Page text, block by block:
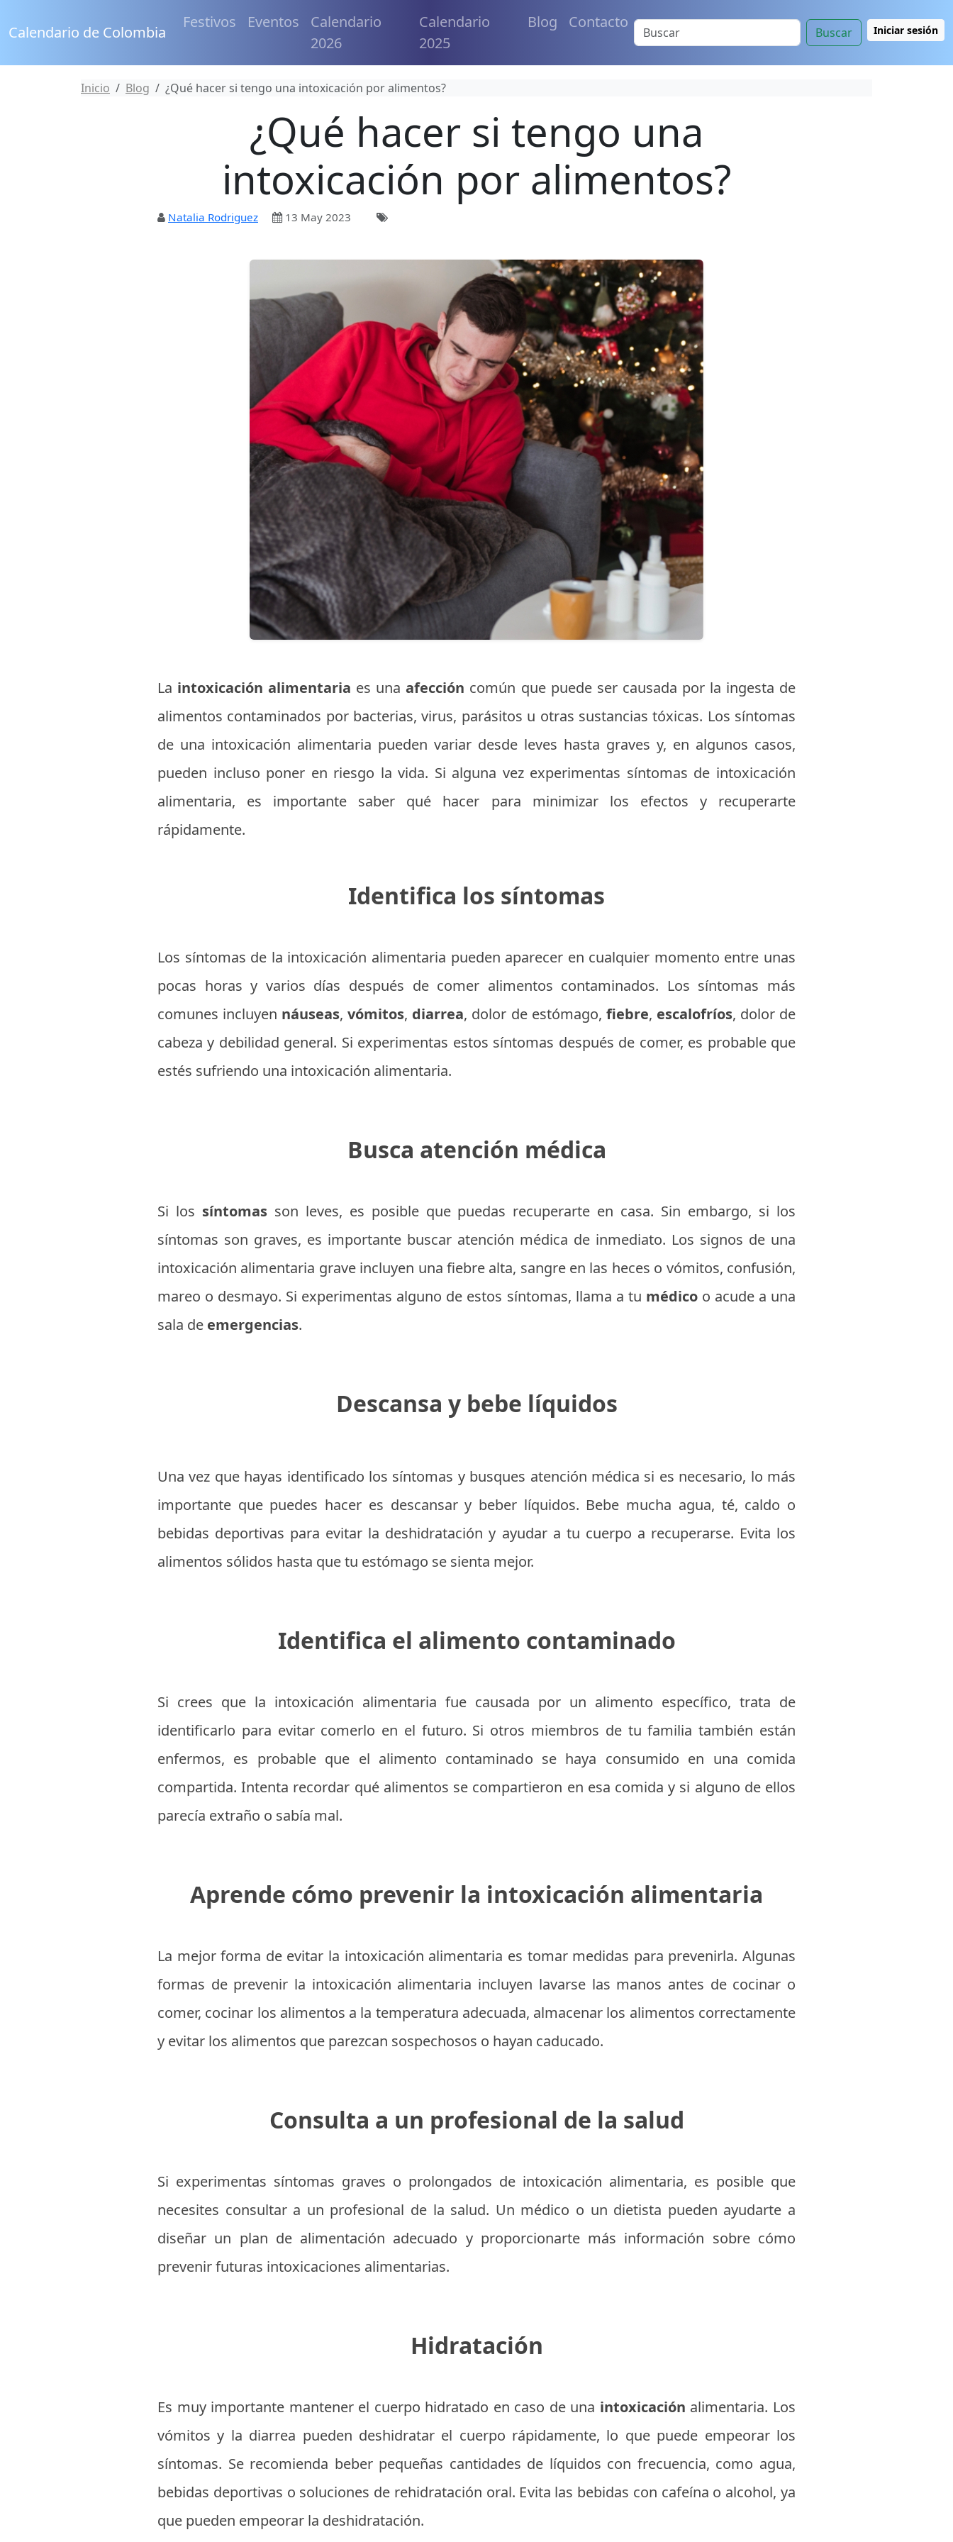
Calendario de Colombia
Festivos Eventos
Calendario
2026
Calendario
2025
Blog Contacto
Buscar Iniciar sesión
Inicio Blog ¿Qué hacer si tengo una intoxicación por alimentos?
¿Qué hacer si tengo una
intoxicación por alimentos?
Natalia Rodriguez 13 May 2023
La intoxicación alimentaria es unaafección común que puede ser causada por la ingesta de
alimentos contaminados por bacterias, virus, parásitos u otras sustancias tóxicas. Los síntomas
de una intoxicación alimentaria pueden variar desde leves hasta graves y, en algunos casos,
pueden incluso poner en riesgo la vida. Si alguna vez experimentas síntomas de intoxicación
alimentaria, es importante saber qué hacer para minimizar los efectos y recuperarte
rápidamente.
Identifica los síntomas
Los síntomas de la intoxicación alimentaria pueden aparecer en cualquier momento entre unas
pocas horas y varios días después de comer alimentos contaminados. Los síntomas más
comunes incluyen náuseas,vómitos, diarrea, dolor de estómago, fiebre, escalofríos, dolor de
cabeza y debilidad general. Si experimentas estos síntomas después de comer, es probable que
estés sufriendo una intoxicación alimentaria.
Busca atención médica
Si los síntomasson leves, es posible que puedas recuperarte en casa. Sin embargo, si los
síntomas son graves, es importante buscar atención médica de inmediato. Los signos de una
intoxicación alimentaria grave incluyen una fiebre alta, sangre en las heces o vómitos, confusión,
mareo o desmayo. Si experimentas alguno de estos síntomas, llama a tu médico o acude a una
sala de emergencias.
Descansa y bebe líquidos
Una vez que hayas identificado los síntomas y busques atención médica si es necesario, lo más
importante que puedes hacer es descansar y beber líquidos. Bebe mucha agua, té, caldo o
bebidas deportivas para evitar la deshidratación y ayudar a tu cuerpo a recuperarse. Evita los
alimentos sólidos hasta que tu estómago se sienta mejor.
Identifica el alimento contaminado
Si crees que la intoxicación alimentaria fue causada por un alimento específico, trata de
identificarlo para evitar comerlo en el futuro. Si otros miembros de tu familia también están
enfermos, es probable que el alimento contaminado se haya consumido en una comida
compartida. Intenta recordar qué alimentos se compartieron en esa comida y si alguno de ellos
parecía extraño o sabía mal.
Aprende cómo prevenir la intoxicación alimentaria
La mejor forma de evitar la intoxicación alimentaria es tomar medidas para prevenirla. Algunas
formas de prevenir la intoxicación alimentaria incluyen lavarse las manos antes de cocinar o
comer, cocinar los alimentos a la temperatura adecuada, almacenar los alimentos correctamente
y evitar los alimentos que parezcan sospechosos o hayan caducado.
Consulta a un profesional de la salud
Si experimentas síntomas graves o prolongados de intoxicación alimentaria, es posible que
necesites consultar a un profesional de la salud. Un médico o un dietista pueden ayudarte a
diseñar un plan de alimentación adecuado y proporcionarte más información sobre cómo
prevenir futuras intoxicaciones alimentarias.
Hidratación
Es muy importante mantener el cuerpo hidratado en caso de una intoxicación alimentaria. Los
vómitos y la diarrea pueden deshidratar el cuerpo rápidamente, lo que puede empeorar los
síntomas. Se recomienda beber pequeñas cantidades de líquidos con frecuencia, como agua,
bebidas deportivas o soluciones de rehidratación oral. Evita las bebidas con cafeína o alcohol, ya
que pueden empeorar la deshidratación.